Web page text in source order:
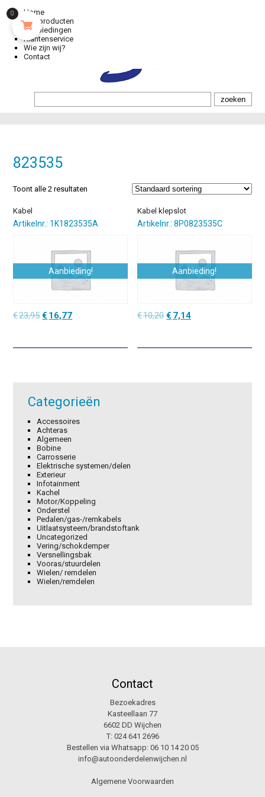
Home
Alle producten
Aanbiedingen
Klantenservice
Wie zijn wij?
Contact
823535
Toont alle 2 resultaten
Kabel
Artikelnr.: 1K1823535A
Aanbieding!
€23,95Oorspronkelijke
€23,95.
€ 16,77Huidige
€16,77.
Kabel klepslot
Artikelnr.: 8P0823535C
Aanbieding!
€10,20 Oorspronkelijke
€10,20.
€ 7,14Huidige
€7,14.
Categorieën
Accessoires
Achteras
Algemeen
Bobine
Carrosserie
Elektrische systemen/delen
Exterieur
Infotainment
Kachel
Motor/Koppeling
Onderstel
Pedalen/gas-/remkabels
Uitlaatsysteem/brandstoftank
Uncategorized
Vering/schokdemper
Versnellingsbak
Vooras/stuurdelen
Wielen/ remdelen
Wielen/remdelen
Contact
Bezoekadres
Kasteellaan 77
6602 DD Wijchen
T: 024 641 2696
Bestellen via Whatsapp: 06 10 14 20 05
info@autoonderdelenwijchen.nl
Algemene Voorwaarden
0